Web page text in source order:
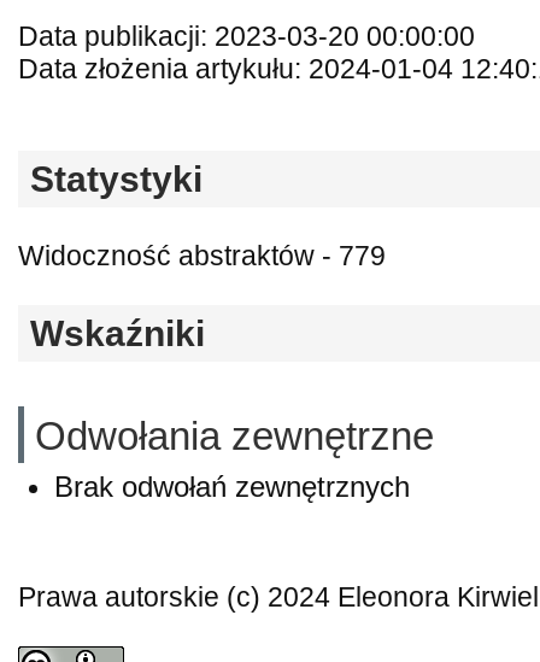
Data publikacji: 2023-03-20 00:00:00
Data złożenia artykułu: 2024-01-04
Statystyki
Widoczność abstraktów - 779
Wskaźniki
Odwołania zewnętrzne
Brak odwołań zewnętrznych
Prawa autorskie (c) 2024 Eleonora Kirwiel